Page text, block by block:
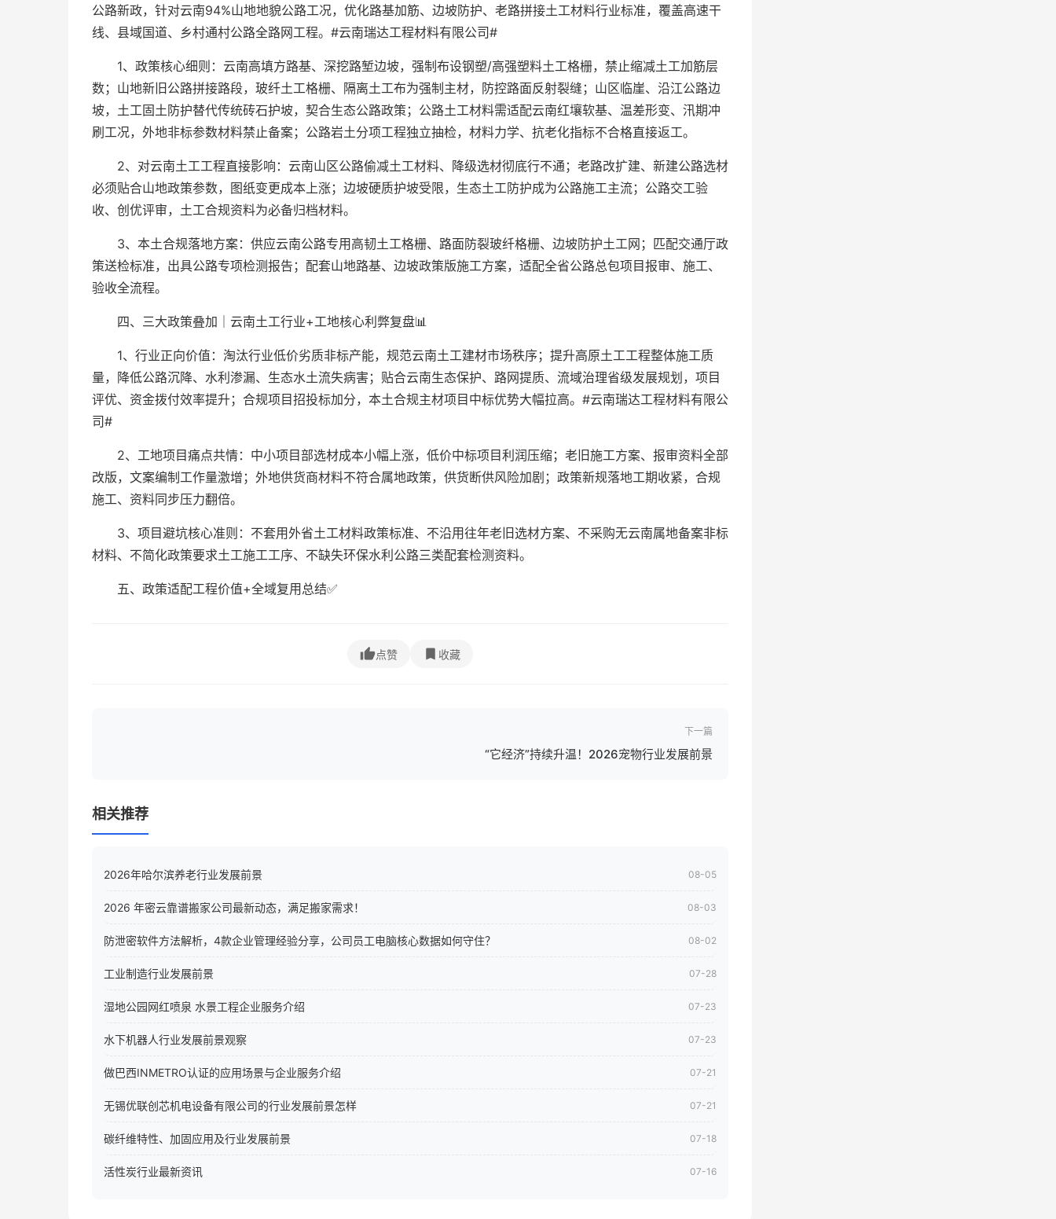
公路新政，针对云南94%山地地貌公路工况，优化路基加筋、边坡防护、老路拼接土工材料行业标准，覆盖高速干
线、县域国道、乡村通村公路全路网工程。#云南瑞达工程材料有限公司#
1、政策核心细则：云南高填方路基、深挖路堑边坡，强制布设钢塑/高强塑料土工格栅，禁止缩减土工加筋层
数；山地新旧公路拼接路段，玻纤土工格栅、隔离土工布为强制主材，防控路面反射裂缝；山区临崖、沿江公路边
坡，土工固土防护替代传统砖石护坡，契合生态公路政策；公路土工材料需适配云南红壤软基、温差形变、汛期冲
刷工况，外地非标参数材料禁止备案；公路岩土分项工程独立抽检，材料力学、抗老化指标不合格直接返工。
2、对云南土工工程直接影响：云南山区公路偷减土工材料、降级选材彻底行不通；老路改扩建、新建公路选材
必须贴合山地政策参数，图纸变更成本上涨；边坡硬质护坡受限，生态土工防护成为公路施工主流；公路交工验
收、创优评审，土工合规资料为必备归档材料。
3、本土合规落地方案：供应云南公路专用高韧土工格栅、路面防裂玻纤格栅、边坡防护土工网；匹配交通厅政
策送检标准，出具公路专项检测报告；配套山地路基、边坡政策版施工方案，适配全省公路总包项目报审、施工、
验收全流程。
四、三大政策叠加｜云南土工行业+工地核心利弊复盘📊
1、行业正向价值：淘汰行业低价劣质非标产能，规范云南土工建材市场秩序；提升高原土工工程整体施工质
量，降低公路沉降、水利渗漏、生态水土流失病害；贴合云南生态保护、路网提质、流域治理省级发展规划，项目
评优、资金拨付效率提升；合规项目招投标加分，本土合规主材项目中标优势大幅拉高。#云南瑞达工程材料有限公
司#
2、工地项目痛点共情：中小项目部选材成本小幅上涨，低价中标项目利润压缩；老旧施工方案、报审资料全部
改版，文案编制工作量激增；外地供货商材料不符合属地政策，供货断供风险加剧；政策新规落地工期收紧，合规
施工、资料同步压力翻倍。
3、项目避坑核心准则：不套用外省土工材料政策标准、不沿用往年老旧选材方案、不采购无云南属地备案非标
材料、不简化政策要求土工施工工序、不缺失环保水利公路三类配套检测资料。
五、政策适配工程价值+全域复用总结✅
点赞 收藏
下一篇
“它经济”持续升温！2026宠物行业发展前景
相关推荐
2026年哈尔滨养老行业发展前景 08-05
2026 年密云靠谱搬家公司最新动态，满足搬家需求！ 08-03
防泄密软件方法解析，4款企业管理经验分享，公司员工电脑核心数据如何守住？ 08-02
工业制造行业发展前景 07-28
湿地公园网红喷泉 水景工程企业服务介绍 07-23
水下机器人行业发展前景观察 07-23
做巴西INMETRO认证的应用场景与企业服务介绍 07-21
无锡优联创芯机电设备有限公司的行业发展前景怎样 07-21
碳纤维特性、加固应用及行业发展前景 07-18
活性炭行业最新资讯 07-16